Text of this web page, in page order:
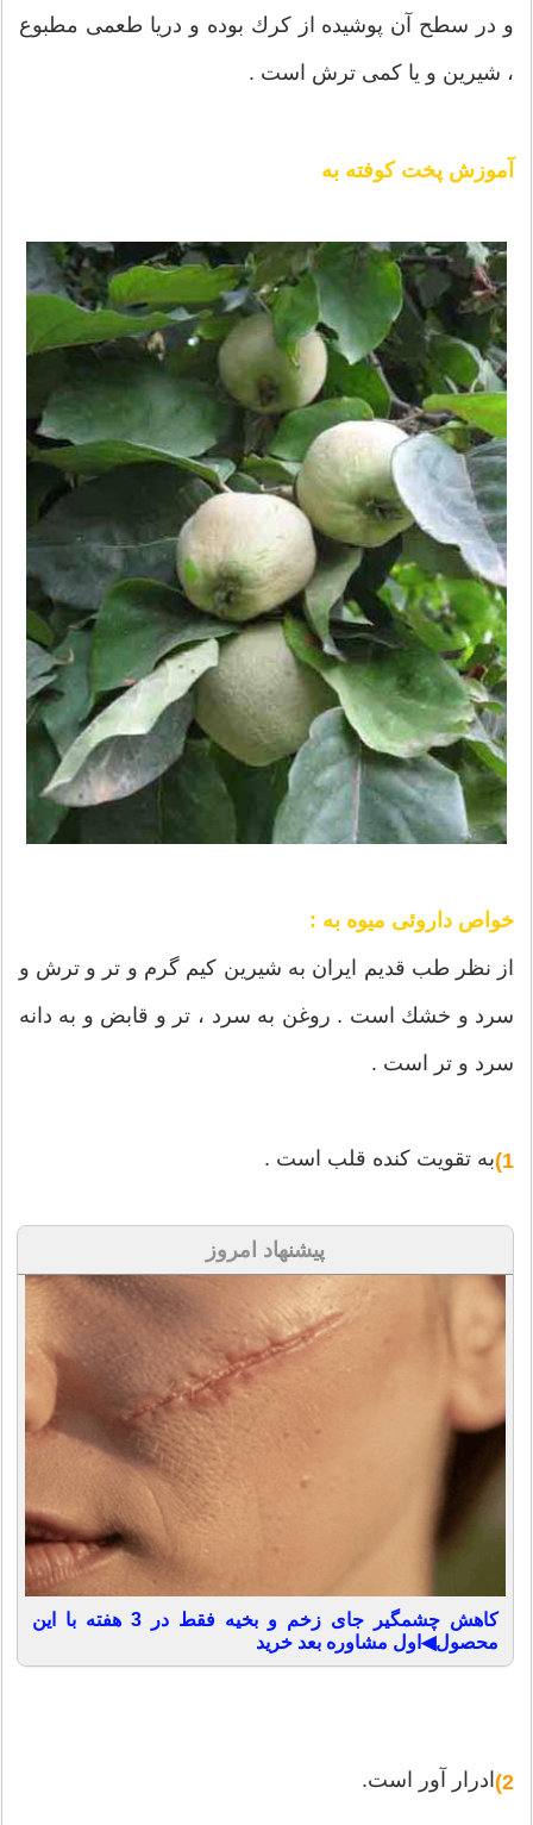
و در سطح آن پوشیده از كرك بوده و دریا طعمی مطبوع
، شیرین و یا كمی ترش است .
آموزش پخت کوفته به
خواص داروئی میوه به :
از نظر طب قدیم ایران به شیرین كیم گرم و تر و ترش و
سرد و خشك است . روغن به سرد ، تر و قابض و به دانه
سرد و تر است .
1) به تقویت كنده قلب است .
پیشنهاد امروز
کاهش چشمگیر جای زخم و بخیه فقط در 3 هفته با این
محصول◀اول مشاوره بعد خرید
2) ادرار آور است.